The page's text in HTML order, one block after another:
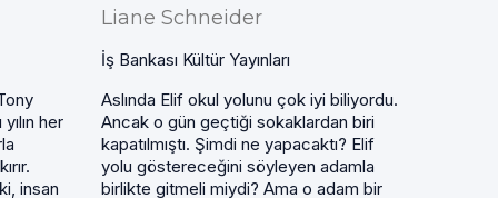
her
insan
Liane Schneider
İş Bankası Kültür Yayınları
Aslında Elif okul yolunu çok iyi biliyordu.
Ancak o gün geçtiği sokaklardan biri
kapatılmıştı. Şimdi ne yapacaktı? Elif
yolu göstereceğini söyleyen adamla
birlikte gitmeli miydi? Ama o adam bir